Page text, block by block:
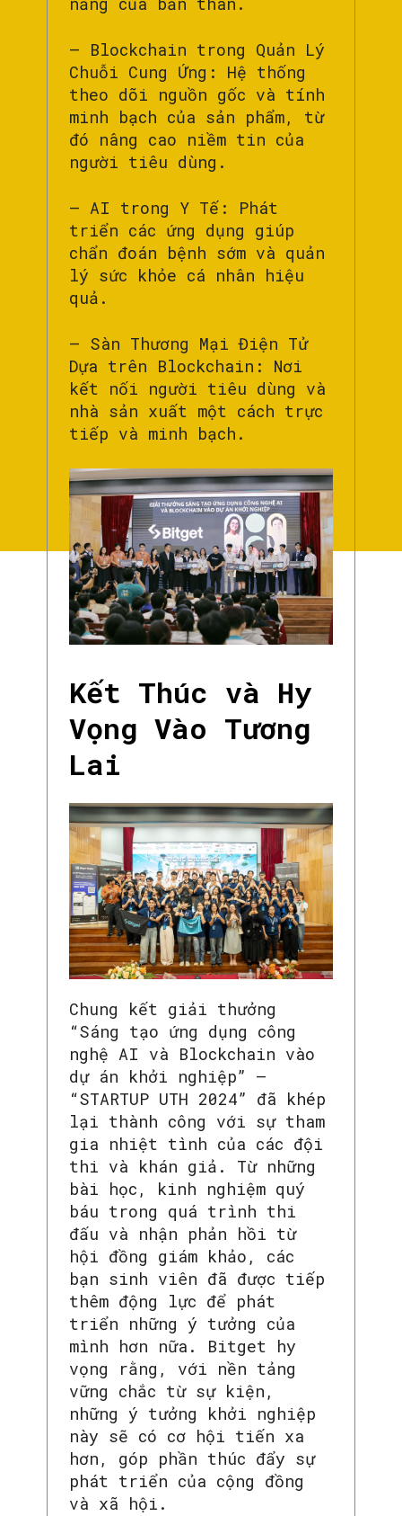
– Blockchain trong Quản Lý
Chuỗi Cung Ứng: Hệ thống
theo dõi nguồn gốc và tính
minh bạch của sản phẩm, từ
đó nâng cao niềm tin của
người tiêu dùng.
– AI trong Y Tế: Phát
triển các ứng dụng giúp
chẩn đoán bệnh sớm và quản
lý sức khỏe cá nhân hiệu
quả.
– Sàn Thương Mại Điện Tử
Dựa trên Blockchain: Nơi
kết nối người tiêu dùng và
nhà sản xuất một cách trực
tiếp và minh bạch.
Kết Thúc và Hy
Vọng Vào Tương
Lai
Chung kết giải thưởng
“Sáng tạo ứng dụng công
nghệ AI và Blockchain vào
dự án khởi nghiệp” –
“STARTUP UTH 2024” đã khép
lại thành công với sự tham
gia nhiệt tình của các đội
thi và khán giả. Từ những
bài học, kinh nghiệm quý
báu trong quá trình thi
đấu và nhận phản hồi từ
hội đồng giám khảo, các
bạn sinh viên đã được tiếp
thêm động lực để phát
triển những ý tưởng của
mình hơn nữa. Bitget hy
vọng rằng, với nền tảng
vững chắc từ sự kiện,
những ý tưởng khởi nghiệp
này sẽ có cơ hội tiến xa
hơn, góp phần thúc đẩy sự
phát triển của cộng đồng
và xã hội.